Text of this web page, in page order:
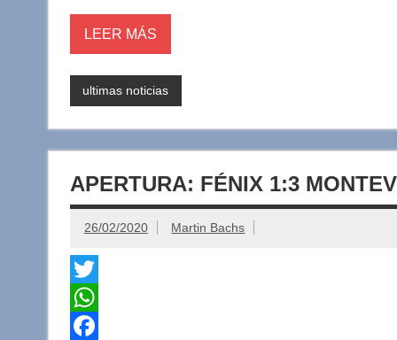
r
A
p
b
o
k
p
r
t
i
LEER MÁS
ultimas noticias
APERTURA: FÉNIX 1:3
26/02/2020 Martin Bachs
T
w
W